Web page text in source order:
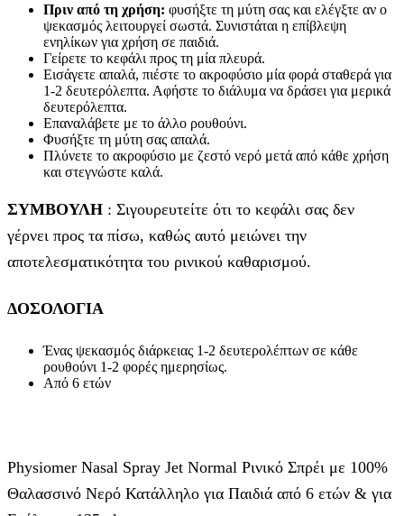
Πριν από τη χρήση: φυσήξτε τη μύτη σας και ελέγξτε αν ο
ψεκασμός λειτουργεί σωστά. Συνιστάται η επίβλεψη
ενηλίκων για χρήση σε παιδιά.
Γείρετε το κεφάλι προς τη μία πλευρά.
Εισάγετε απαλά, πιέστε το ακροφύσιο μία φορά σταθερά για
1-2 δευτερόλεπτα. Αφήστε το διάλυμα να δράσει για μερικά
δευτερόλεπτα.
Επαναλάβετε με το άλλο ρουθούνι.
Φυσήξτε τη μύτη σας απαλά.
Πλύνετε το ακροφύσιο με ζεστό νερό μετά από κάθε χρήση
και στεγνώστε καλά.
ΣΥΜΒΟΥΛΗ : Σιγουρευτείτε ότι το κεφάλι σας δεν
γέρνει προς τα πίσω, καθώς αυτό μειώνει την
αποτελεσματικότητα του ρινικού καθαρισμού.
ΔΟΣΟΛΟΓΙΑ
Ένας ψεκασμός διάρκειας 1-2 δευτερολέπτων σε κάθε
ρουθούνι 1-2 φορές ημερησίως.
Από 6 ετών
Physiomer Nasal Spray Jet Normal Ρινικό Σπρέι με 100%
Θαλασσινό Νερό Κατάλληλο για Παιδιά από 6 ετών & για